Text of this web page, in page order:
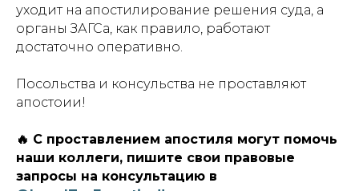
уходит на апостилирование решения суда, а
органы ЗАГСа, как правило, работают
достаточно оперативно.
Посольства и консульства не проставляют
апостоии!
🔥 С проставлением апостиля могут помочь
наши коллеги, пишите свои правовые
запросы на консультацию в